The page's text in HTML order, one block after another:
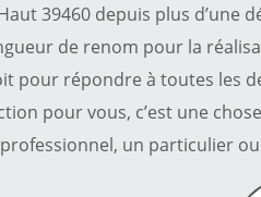
39460 depuis plus d’une
de renom pour la
pour répondre à toutes les
pour vous, c’est une
un particulier